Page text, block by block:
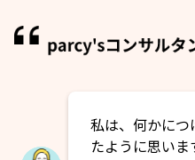
私は、何かにつ
たように思い